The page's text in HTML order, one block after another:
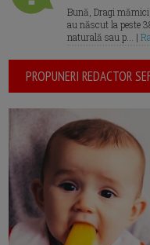
Bună, Dragi
au născut la peste
naturală sau p... |
PROPUNERI REDACTOR